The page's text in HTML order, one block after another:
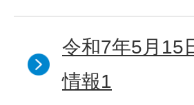
令和7年5月15
情報1